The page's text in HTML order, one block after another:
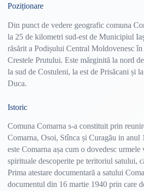
Poziționare
Din punct de vedere geografic comuna
la 25 de kilometri sud-est de Municipiul
răsărit a Podișului Central Moldovenesc în
Crestele Prutului. Este mărginită la nord
la sud de Costuleni, la est de Prisăcani și
Duca.
Istoric
Comuna Comarna s-a constituit prin
Comarna, Osoi, Stînca și Curagău in anul
este Comarna așa cum o dovedesc
spirituale descoperite pe teritoriul satului,
Prima atestare documentară a satului
documentul din 16 martie 1940 prin care